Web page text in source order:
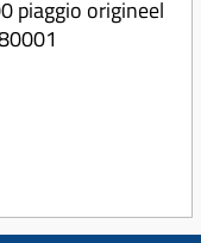
piaggio origineel